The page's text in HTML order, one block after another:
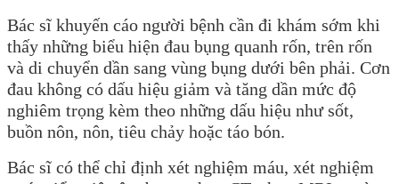
Bác sĩ khuyến cáo người bệnh cần đi khám sớm khi
thấy những biểu hiện đau bụng quanh rốn, trên rốn
và di chuyển dần sang vùng bụng dưới bên phải. Cơn
đau không có dấu hiệu giảm và tăng dần mức độ
nghiêm trọng kèm theo những dấu hiệu như sốt,
buồn nôn, nôn, tiêu chảy hoặc táo bón.
Bác sĩ có thể chỉ định xét nghiệm máu, xét nghiệm